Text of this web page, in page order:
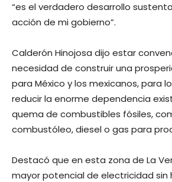
“es el verdadero desarrollo
acción de mi gobierno”.
Calderón Hinojosa dijo estar
necesidad de construir una
para México y los mexicanos, para
reducir la enorme dependencia
quema de combustibles fósiles,
combustóleo, diesel o gas para
Destacó que en esta zona de La
mayor potencial de electricidad sin